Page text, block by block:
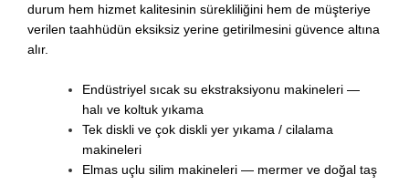
durum hem hizmet kalitesinin sürekliliğini hem de müşteriye
verilen taahhüdün eksiksiz yerine getirilmesini güvence altına
alır.
Endüstriyel sıcak su ekstraksiyonu makineleri —
halı ve koltuk yıkama
Tek diskli ve çok diskli yer yıkama / cilalama
makineleri
Elmas uçlu silim makineleri — mermer ve doğal taş